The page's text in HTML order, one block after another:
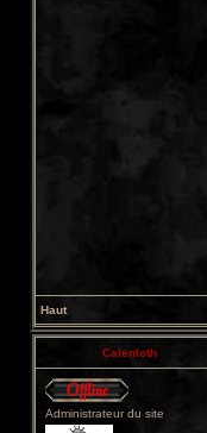
Haut
Calenloth
Administrateur du site